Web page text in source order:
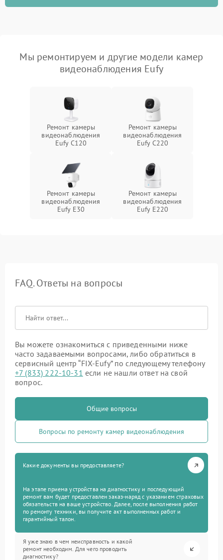
Мы ремонтируем и другие модели камер
видеонаблюдения Eufy
Ремонт камеры
видеонаблюдения
Eufy C120
Ремонт камеры
видеонаблюдения
Eufy C220
Ремонт камеры
видеонаблюдения
Eufy E30
Ремонт камеры
видеонаблюдения
Eufy E220
FAQ. Ответы на вопросы
Вы можете ознакомиться с приведенными ниже
часто задаваемыми вопросами, либо обратиться в
сервисный центр “FIX-Eufy” по следующему телефону
+7 (833) 222-10-31 если не нашли ответ на свой
вопрос.
Общие вопросы
Вопросы по ремонту камер видеонаблюдения
Какие документы вы предоставляете?
На этапе приема устройства на диагностику и последующий
ремонт вам будет предоставлен заказ-наряд с указанием страховых
обязательств на ваше устройство. Далее, после выполнения работ
по ремонту техники, вы получите акт выполненных работ и
гарантийный талон.
Я уже знаю в чем неисправность и какой
ремонт необходим. Для чего проводить
диагностику?